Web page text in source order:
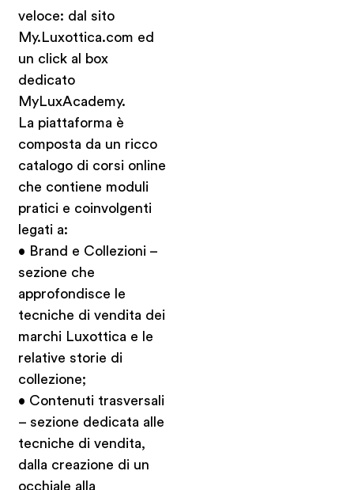
veloce: dal sito
My.Luxottica.com ed
un click al box
dedicato
MyLuxAcademy.
La piattaforma è
composta da un ricco
catalogo di corsi online
che contiene moduli
pratici e coinvolgenti
legati a:
• Brand e Collezioni –
sezione che
approfondisce le
tecniche di vendita dei
marchi Luxottica e le
relative storie di
collezione;
• Contenuti trasversali
– sezione dedicata alle
tecniche di vendita,
dalla creazione di un
occhiale alla